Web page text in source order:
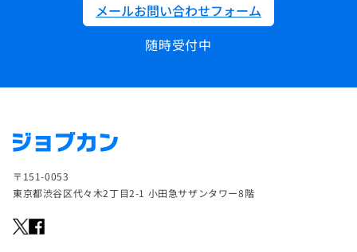
メールお問い合わせフォーム
随時受付中
〒151-0053
東京都渋谷区代々木2丁目2-1 小田急サザンタワー8階